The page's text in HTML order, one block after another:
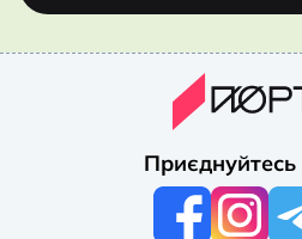
Приєднуйтесь